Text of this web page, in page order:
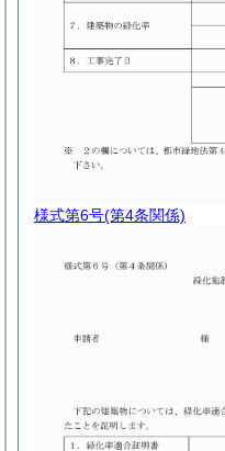
様式第6号(第4条関係)